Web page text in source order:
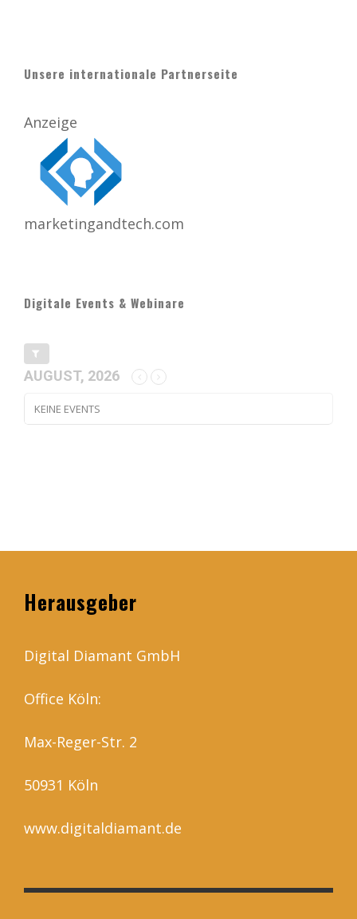
Unsere internationale Partnerseite
Anzeige
marketingandtech.com
Digitale Events & Webinare
AUGUST, 2026
KEINE EVENTS
Herausgeber
Digital Diamant GmbH
Office Köln:
Max-Reger-Str. 2
50931 Köln
www.digitaldiamant.de